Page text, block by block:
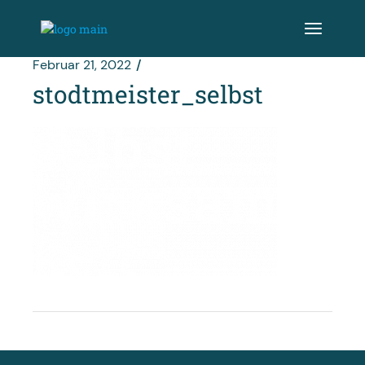
springen
Februar 21, 2022
stodtmeister_selbst